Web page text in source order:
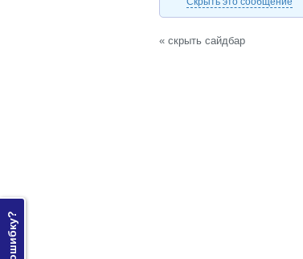
« скрыть сайдбар